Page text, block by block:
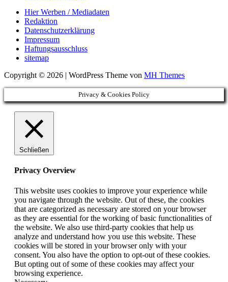
Hier Werben / Mediadaten
Redaktion
Datenschutzerklärung
Impressum
Haftungsausschluss
sitemap
Copyright © 2026 | WordPress Theme von MH Themes
Privacy & Cookies Policy
Schließen
Privacy Overview
This website uses cookies to improve your experience while
you navigate through the website. Out of these, the cookies
that are categorized as necessary are stored on your browser
as they are essential for the working of basic functionalities of
the website. We also use third-party cookies that help us
analyze and understand how you use this website. These
cookies will be stored in your browser only with your
consent. You also have the option to opt-out of these cookies.
But opting out of some of these cookies may affect your
browsing experience.